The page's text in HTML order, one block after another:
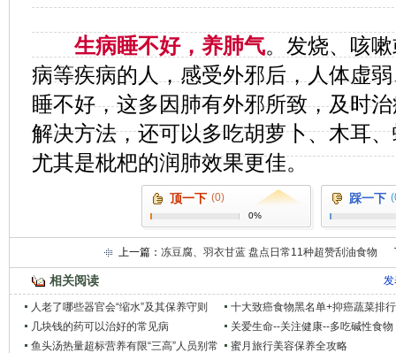
生病睡不好，养肺气。发烧、咳
病等疾病的人，感受外邪后，人体虚
睡不好，这多因肺有外邪所致，及时
解决方法，还可以多吃胡萝卜、木耳
尤其是枇杷的润肺效果更佳。
顶一下 (0)
0%
踩一下
上一篇： 冻豆腐、羽衣甘蓝 盘点日常11种超赞刮油食物
相关阅读
人老了哪些器官会“缩水”及其保养守则
十大致癌食物黑名单+抑癌蔬菜排行
几块钱的药可以治好的常见病
关爱生命--关注健康--多吃碱性食物
鱼头汤热量超标营养有限“三高”人员别常
蜜月旅行美容保养全攻略